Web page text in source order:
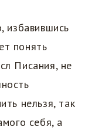
избавившись
понять
Писания, не
нельзя, так
себя, а